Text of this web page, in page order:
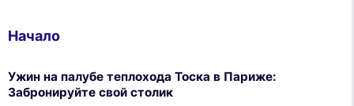
Начало
Ужин на палубе теплохода Тоска в Париже:
Забронируйте свой столик